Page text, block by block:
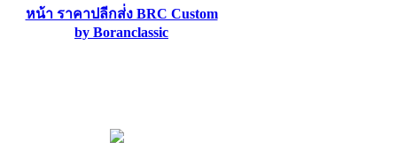
หน้า ราคาปลีกส่่ง BRC Custom
by Boranclassic